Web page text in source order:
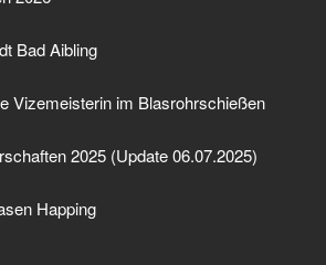
Bad Aibling
Vizemeisterin im Blasrohrschießen
2025 (Update 06.07.2025)
Happing